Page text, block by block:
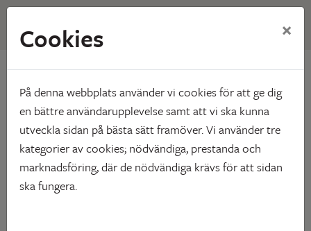
Hem Vårt utbud Våra områden Skelleftehamn
Skelleftehamn
Cookies ×
På denna webbplats använder vi cookies för att ge dig
en bättre användarupplevelse samt att vi ska kunna
utveckla sidan på bästa sätt framöver. Vi använder tre
kategorier av cookies; nödvändiga, prestanda och
marknadsföring, där de nödvändiga krävs för att sidan
ska fungera.